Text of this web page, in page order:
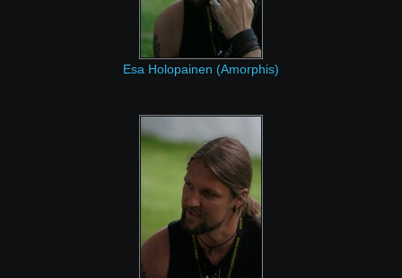
Esa Holopainen (Amorphis)